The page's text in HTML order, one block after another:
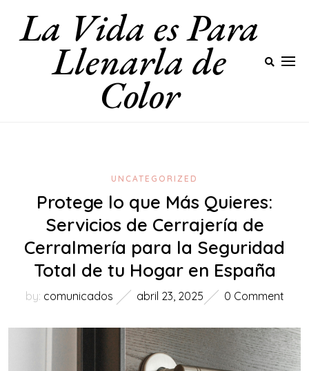
La Vida es Para
Llenarla de
Color
UNCATEGORIZED
Protege lo que Más Quieres:
Servicios de Cerrajería de
Cerralmería para la Seguridad
Total de tu Hogar en España
by: comunicados abril 23, 2025 0 Comment